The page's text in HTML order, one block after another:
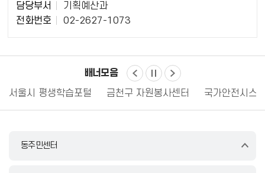
당
자
보
담당부서
기획예산과
전화번호
02-2627-1073
배너모음
서울시 평생학습포털
금천구 자원봉사센터 국가안전시스
동주민센터